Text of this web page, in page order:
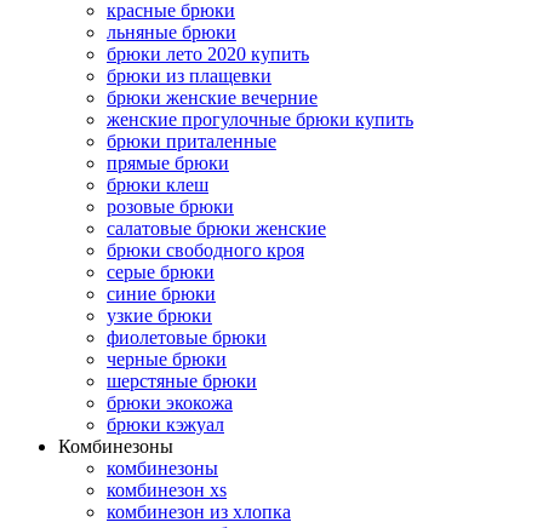
красные брюки
льняные брюки
брюки лето 2020 купить
брюки из плащевки
брюки женские вечерние
женские прогулочные брюки купить
брюки приталенные
прямые брюки
брюки клеш
розовые брюки
салатовые брюки женские
брюки свободного кроя
серые брюки
синие брюки
узкие брюки
фиолетовые брюки
черные брюки
шерстяные брюки
брюки экокожа
брюки кэжуал
Комбинезоны
комбинезоны
комбинезон xs
комбинезон из хлопка